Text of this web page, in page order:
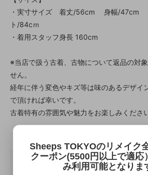
・実寸サイズ 着丈/56cm 身幅/47cm
ト/84cｍ
・着用スタッフ身長 160cm
※当店で扱う古着、古物について返品の対
せん。
経年に伴う変色やキズ等は味のあるデザイ
で頂ければ幸いです。
古着特有の雰囲気や魅力をお楽しみください
Sheeps TOKYOのリメイク
クーポン(5500円以上で適応
み利用可能となりま